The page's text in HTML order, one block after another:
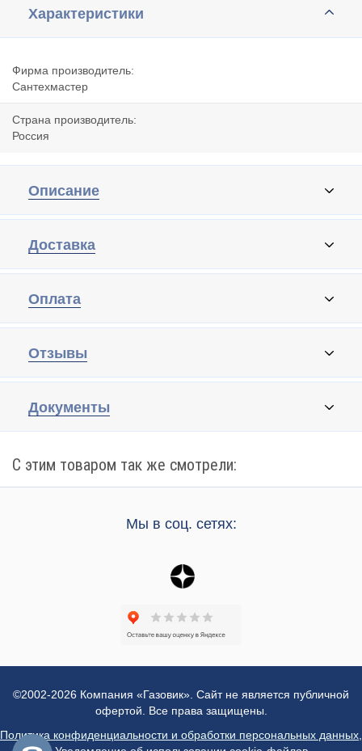
Характеристики
Фирма производитель:
Сантехмастер
Страна производитель:
Россия
Описание
Доставка
Оплата
Отзывы
Документы
С этим товаром так же смотрели:
Мы в соц. сетях:
©2002-2026 Компания «Газовик». Сайт не является публичной
офертой. Все права защищены.
Политика конфиденциальности и обработки персональных данных